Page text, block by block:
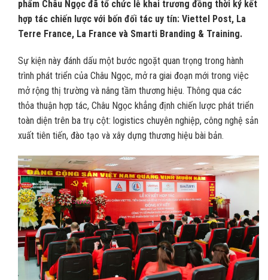
phẩm Châu Ngọc đã tổ chức lễ khai trương đồng thời ký kết
hợp tác chiến lược với bốn đối tác uy tín: Viettel Post, La
Terre France, La France và Smarti Branding & Training.
Sự kiện này đánh dấu một bước ngoặt quan trọng trong hành
trình phát triển của Châu Ngọc, mở ra giai đoạn mới trong việc
mở rộng thị trường và nâng tầm thương hiệu. Thông qua các
thỏa thuận hợp tác, Châu Ngọc khẳng định chiến lược phát triển
toàn diện trên ba trụ cột: logistics chuyên nghiệp, công nghệ sản
xuất tiên tiến, đào tạo và xây dựng thương hiệu bài bản.